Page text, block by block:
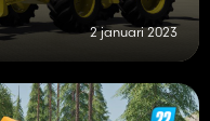
2 januari 2023